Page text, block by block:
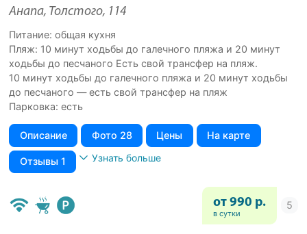
Анапа, Толстого, 114
Питание: общая кухня
Пляж: 10 минут ходьбы до галечного пляжа и 20 минут
ходьбы до песчаного Есть свой трансфер на пляж.
10 минут ходьбы до галечного пляжа и 20 минут ходьбы
до песчаного — есть свой трансфер на пляж
Парковка: есть
Описание Фото 28 Цены На карте
Отзывы 1 Узнать больше
от 990 р.
в сутки